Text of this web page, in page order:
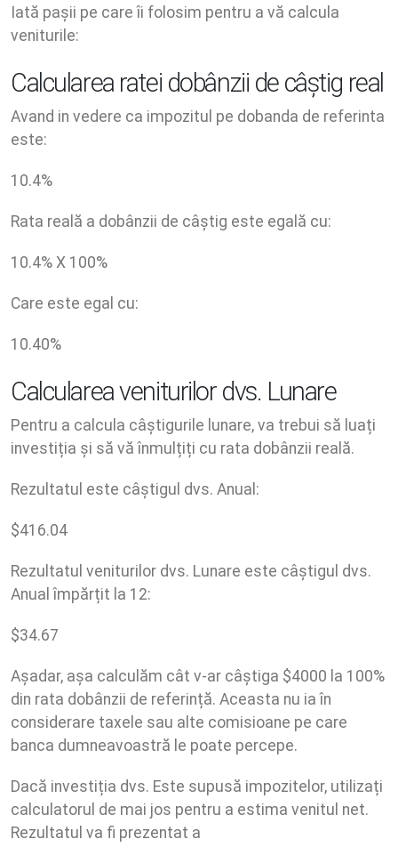
Iată pașii pe care îi folosim pentru a vă calcula
veniturile:
Calcularea ratei dobânzii de câștig real
Avand in vedere ca impozitul pe dobanda de referinta
este:
10.4%
Rata reală a dobânzii de câștig este egală cu:
10.4% X 100%
Care este egal cu:
10.40%
Calcularea veniturilor dvs. Lunare
Pentru a calcula câștigurile lunare, va trebui să luați
investiția și să vă înmulțiți cu rata dobânzii reală.
Rezultatul este câștigul dvs. Anual:
$416.04
Rezultatul veniturilor dvs. Lunare este câștigul dvs.
Anual împărțit la 12:
$34.67
Așadar, așa calculăm cât v-ar câștiga $4000 la 100%
din rata dobânzii de referință. Aceasta nu ia în
considerare taxele sau alte comisioane pe care
banca dumneavoastră le poate percepe.
Dacă investiția dvs. Este supusă impozitelor, utilizați
calculatorul de mai jos pentru a estima venitul net.
Rezultatul va fi prezentat a